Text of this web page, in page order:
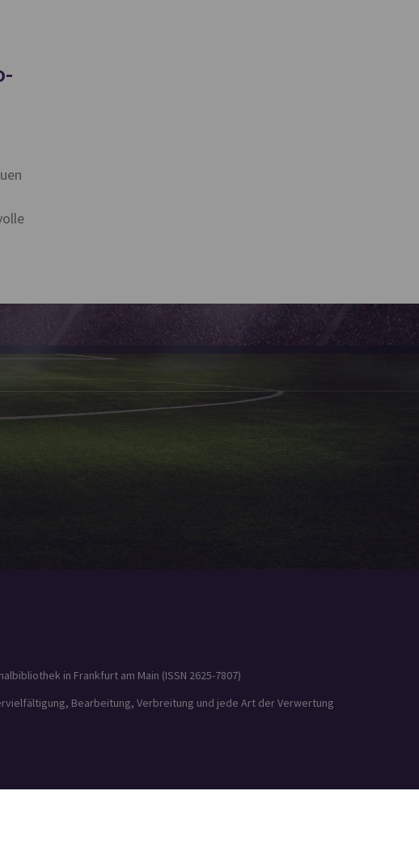
in Frankfurt am Main (ISSN 2625-7807)
Bearbeitung, Verbreitung und jede Art der Verwertung